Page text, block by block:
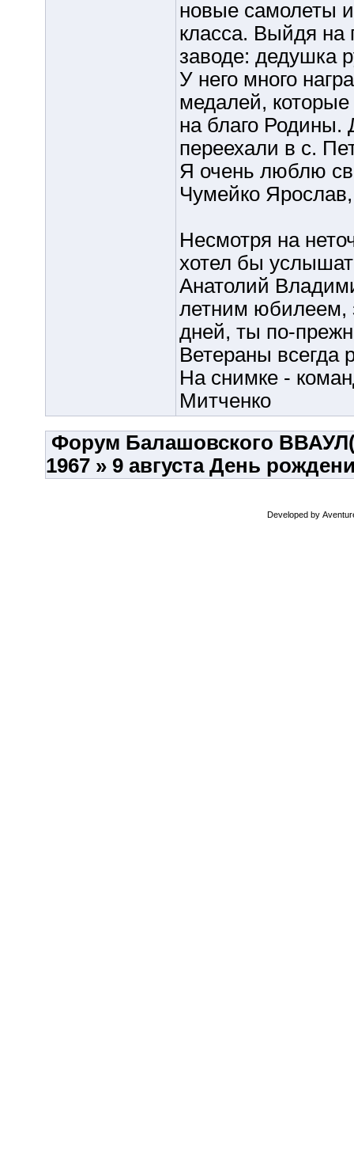
новые самолеты
класса. Выйдя на
заводе: дедушка
У него много
медалей,
на благо Родины.
переехали в с.
Я очень люблю
Чумейко
Несмотря на
хотел бы
Анатолий
летним юбилеем,
дней, ты по-
Ветераны всегда
На снимке -
Митченко
Форум Балашовского
1967» 9 августа День
Developed by